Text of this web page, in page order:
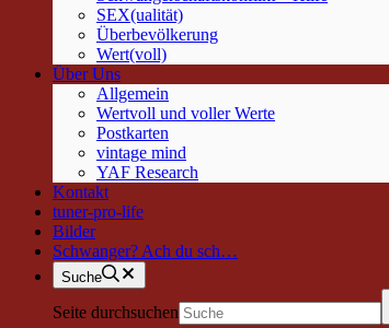
SEX(ualität)
Überbevölkerung
Wert(voll)
Über Uns
Allgemein
Wertvoll und voller Werte
Postkarten
vintage mind
YAF Research
Kontakt
tuner-pro-life
Bilder
Schwanger? Ach du sch…
Suche
Seite durchsuchen